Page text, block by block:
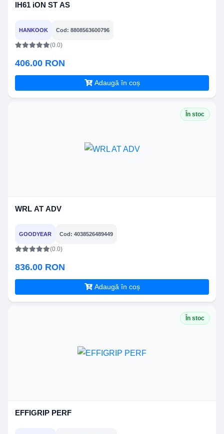
IH61 iON ST AS
HANKOOK Cod: 8808563600796
(0.0)
406.00 RON
Adaugă în coș
În stoc
WRL AT ADV
GOODYEAR Cod: 4038526489449
(0.0)
836.00 RON
Adaugă în coș
În stoc
EFFIGRIP PERF